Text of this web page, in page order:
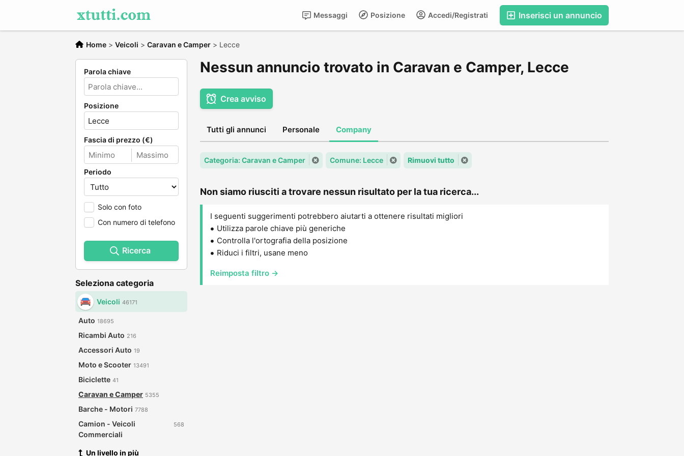
Inserisci un annuncio
Accedi/Registrati
Posizione
Messaggi
Home > Veicoli > Caravan e Camper > Lecce
Parola chiave
Posizione
Fascia di prezzo (€)
Periodo
Solo con foto
Con numero di telefono
Ricerca
Seleziona categoria
Veicoli 46171
Auto 18695
Ricambi Auto 216
Accessori Auto 19
Moto e Scooter 13491
Biciclette 41
Caravan e Camper 5355
Barche - Motori 7788
Camion - Veicoli
Commerciali
568
Un livello in più
Nessun annuncio trovato in Caravan e Camper, Lecce
Crea avviso
Tutti gli annunci Personale Company
Categoria: Caravan e Camper Comune: Lecce Rimuovi tutto
Non siamo riusciti a trovare nessun risultato per la tua ricerca...
I seguenti suggerimenti potrebbero aiutarti a ottenere risultati migliori
Utilizza parole chiave più generiche
Controlla l'ortografia della posizione
Riduci i filtri, usane meno
Reimposta filtro →